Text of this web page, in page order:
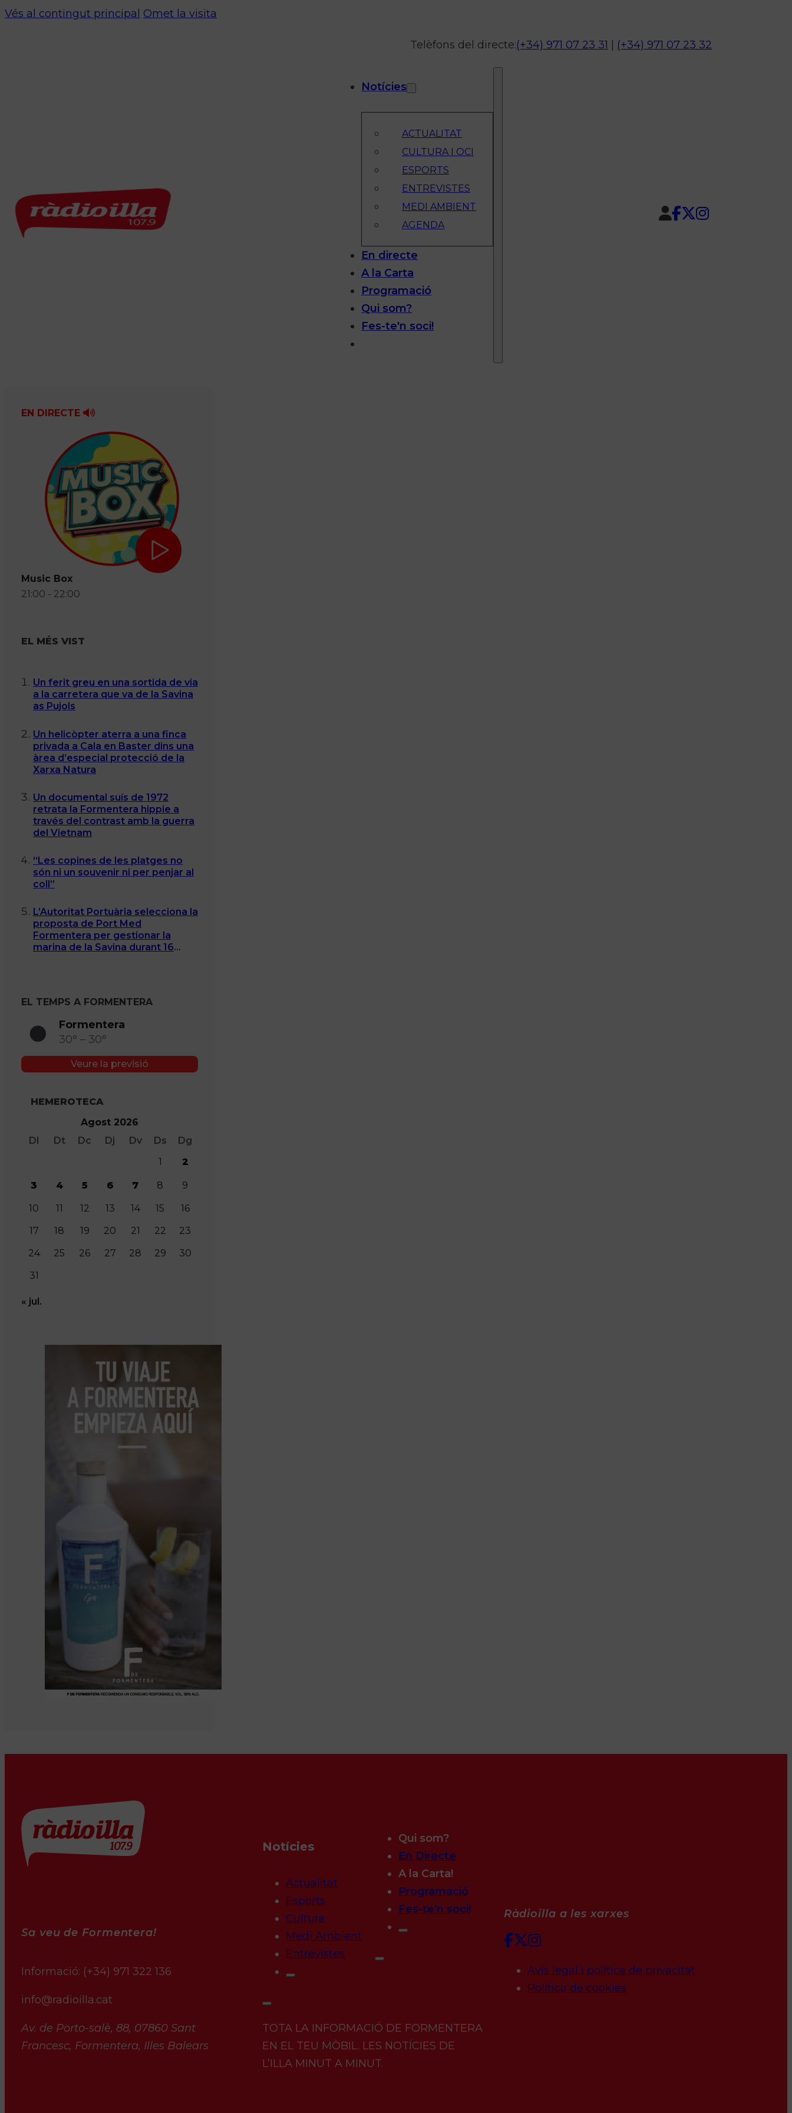
Vés al contingut principal Omet la visita
Telèfons del directe:(+34) 971 07 23 31 (+34) 971 07 23 32
Notícies
ACTUALITAT
CULTURA I OCI
ESPORTS
ENTREVISTES
MEDI AMBIENT
AGENDA
En directe
A la Carta
Programació
Qui som?
Fes-te'n soci!
EN DIRECTE
Music Box
21:00 - 22:00
EL MÉS VIST
Un ferit greu en una sortida de via
a la carretera que va de la Savina
as Pujols
Un helicòpter aterra a una finca
privada a Cala en Baster dins una
àrea d’especial protecció de la
Xarxa Natura
Un documental suís de 1972
retrata la Formentera hippie a
través del contrast amb la guerra
del Vietnam
“Les copines de les platges no
són ni un souvenir ni per penjar al
coll”
L’Autoritat Portuària selecciona la
proposta de Port Med
Formentera per gestionar la
marina de la Savina durant 16
EL TEMPS A FORMENTERA
Formentera
30° – 30°
Veure la previsió
HEMEROTECA
Agost 2026
Dl
Dt Dc Dj Dv Ds
Dg
1
2
3 4 5 6 7 8 9
10 11 12 13 14 15
16
17
18 19 20 21 22
23
24
25 26 27 28 29
30
31
« jul.
Sa veu de Formentera!
Informació: (+34) 971 322 136
info@radioilla.cat
Av. de Porto-salè, 88, 07860 Sant
Francesc, Formentera, Illes Balears
Notícies
Actualitat
Esports
Cultura
Medi Ambient
Entrevistes
Qui som?
En Directe
A la Carta!
Programació
Fes-te'n soci!
TOTA LA INFORMACIÓ DE FORMENTERA
EN EL TEU MÒBIL. LES NOTÍCIES DE
L’ILLA MINUT A MINUT.
Ràdioilla a les xarxes
Avís legal i política de privacitat
Política de cookies